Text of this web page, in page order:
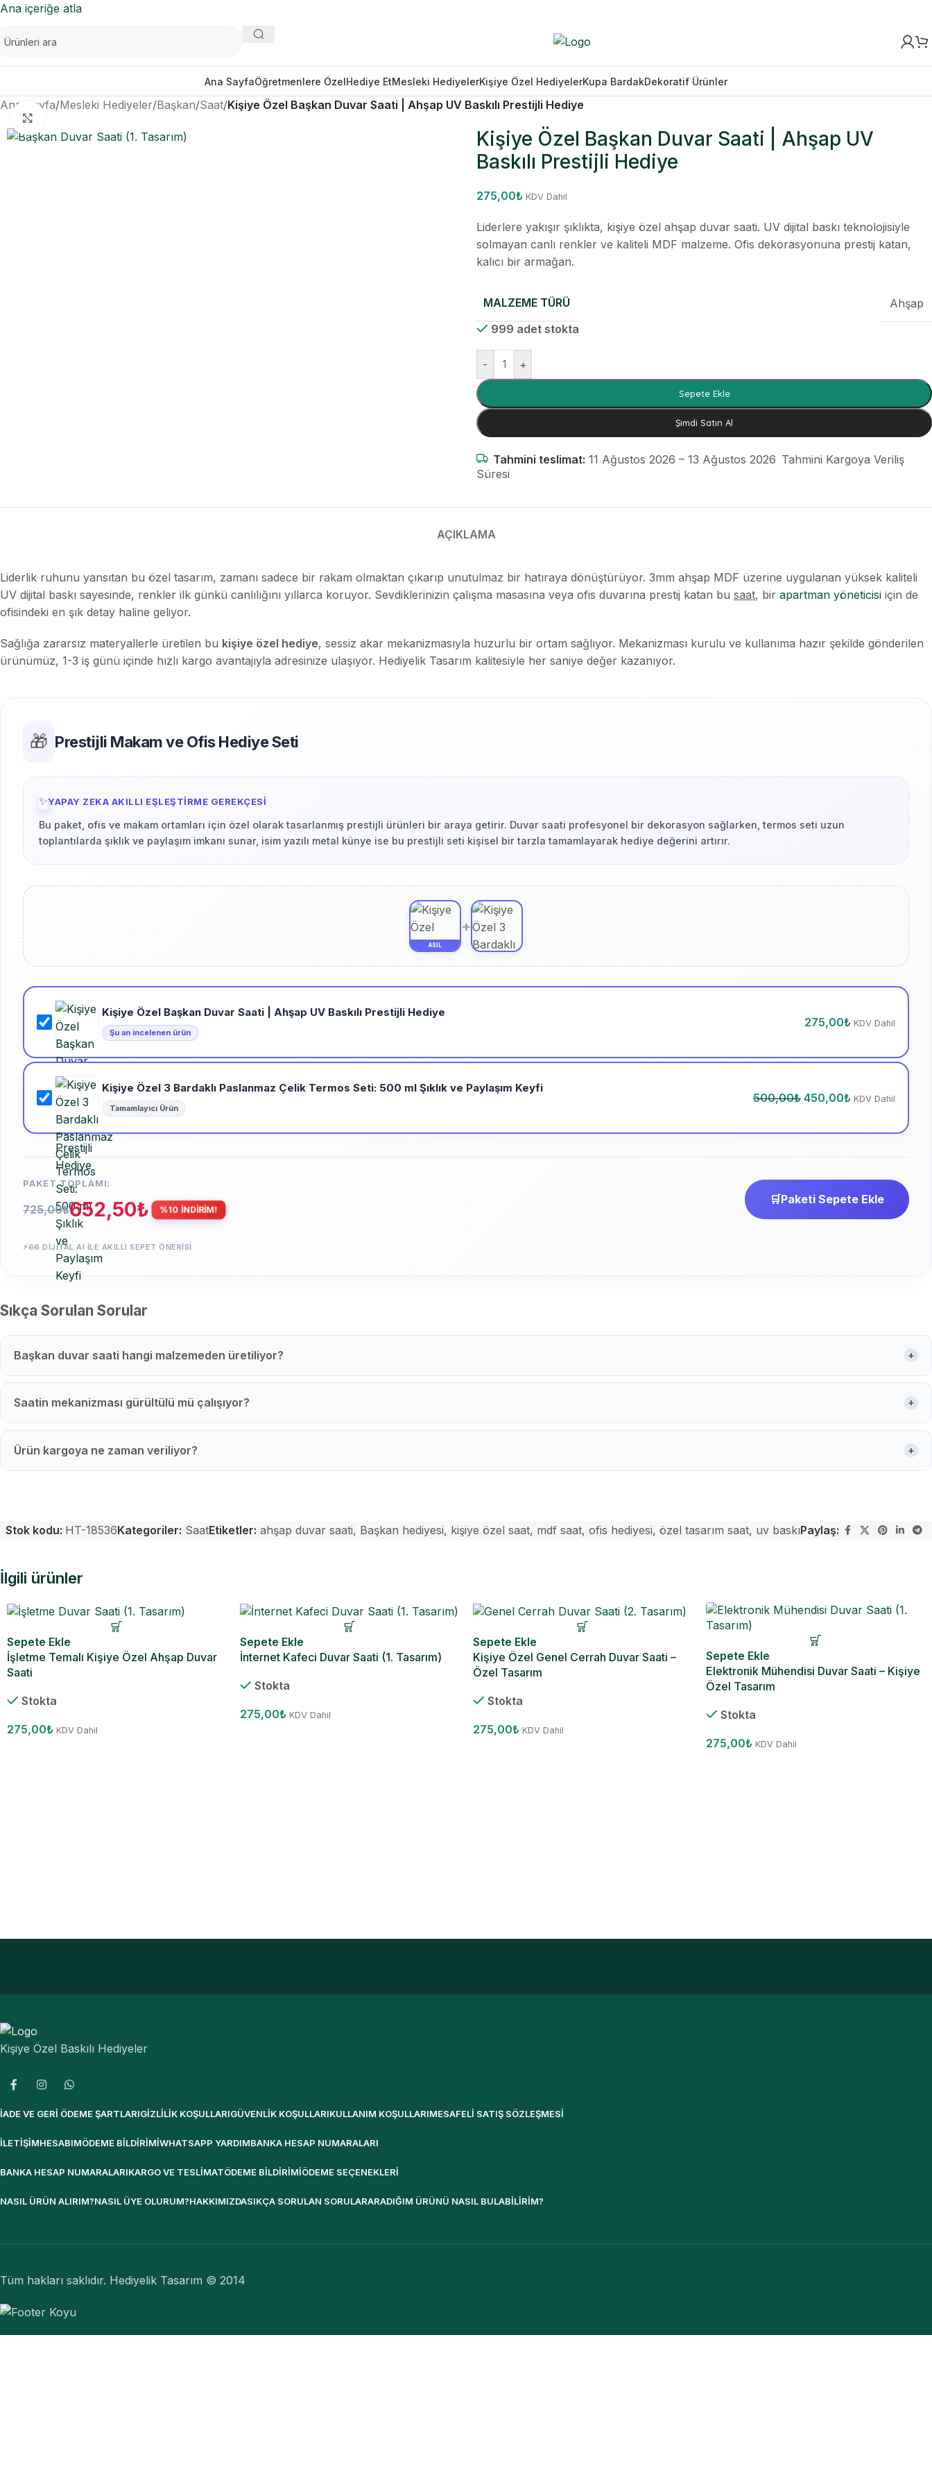
Ana içeriğe atla
Ana SayfaÖğretmenlere ÖzelHediye EtMesleki HediyelerKişiye Özel HediyelerKupa BardakDekoratif Ürünler
Ana Sayfa/Mesleki Hediyeler/Başkan/Saat/Kişiye Özel Başkan Duvar Saati | Ahşap UV Baskılı Prestijli Hediye
Kişiye Özel Başkan Duvar Saati | Ahşap UV
Baskılı Prestijli Hediye
275,00₺ KDV Dahil
Liderlere yakışır şıklıkta, kişiye özel ahşap duvar saati. UV dijital baskı teknolojisiyle
solmayan canlı renkler ve kaliteli MDF malzeme. Ofis dekorasyonuna prestij katan,
kalıcı bir armağan.
MALZEME TÜRÜ
Ahşap
999 adet stokta
- +
Sepete Ekle
Şimdi Satın Al
Tahmini teslimat: 11 Ağustos 2026 – 13 Ağustos 2026 Tahmini Kargoya Veriliş
Süresi
AÇIKLAMA
Liderlik ruhunu yansıtan bu özel tasarım, zamanı sadece bir rakam olmaktan çıkarıp unutulmaz bir hatıraya dönüştürüyor. 3mm ahşap MDF üzerine uygulanan yüksek kaliteli
UV dijital baskı sayesinde, renkler ilk günkü canlılığını yıllarca koruyor. Sevdiklerinizin çalışma masasına veya ofis duvarına prestij katan bu saat, bir apartman yöneticisi için de
ofisindeki en şık detay haline geliyor.
Sağlığa zararsız materyallerle üretilen bu kişiye özel hediye, sessiz akar mekanizmasıyla huzurlu bir ortam sağlıyor. Mekanizması kurulu ve kullanıma hazır şekilde gönderilen
ürünümüz, 1-3 iş günü içinde hızlı kargo avantajıyla adresinize ulaşıyor. Hediyelik Tasarım kalitesiyle her saniye değer kazanıyor.
🎁 Prestijli Makam ve Ofis Hediye Seti
✨YAPAY ZEKA AKILLI EŞLEŞTIRME GEREKÇESI
Bu paket, ofis ve makam ortamları için özel olarak tasarlanmış prestijli ürünleri bir araya getirir. Duvar saati profesyonel bir dekorasyon sağlarken, termos seti uzun
toplantılarda şıklık ve paylaşım imkanı sunar, isim yazılı metal künye ise bu prestijli seti kişisel bir tarzla tamamlayarak hediye değerini artırır.
ASIL
+
Kişiye Özel Başkan Duvar Saati | Ahşap UV Baskılı Prestijli Hediye
Şu an incelenen ürün
275,00₺ KDV Dahil
Kişiye Özel 3 Bardaklı Paslanmaz Çelik Termos Seti: 500 ml Şıklık ve Paylaşım Keyfi
Tamamlayıcı Ürün
500,00₺ 450,00₺ KDV Dahil
PAKET TOPLAMI:
725,00₺652,50₺ %10 İNDİRİM!
🛒Paketi Sepete Ekle
⚡66 DIJITAL AI ILE AKILLI SEPET ÖNERISI
Sıkça Sorulan Sorular
Başkan duvar saati hangi malzemeden üretiliyor? +
Saatin mekanizması gürültülü mü çalışıyor? +
Ürün kargoya ne zaman veriliyor? +
Stok kodu: HT-18536Kategoriler: SaatEtiketler: ahşap duvar saati, Başkan hediyesi, kişiye özel saat, mdf saat, ofis hediyesi, özel tasarım saat, uv baskıPaylaş:
İlgili ürünler
Sepete Ekle
İşletme Temalı Kişiye Özel Ahşap Duvar
Saati
Stokta
275,00₺ KDV Dahil
Sepete Ekle
İnternet Kafeci Duvar Saati (1. Tasarım)
Stokta
275,00₺ KDV Dahil
Sepete Ekle
Kişiye Özel Genel Cerrah Duvar Saati –
Özel Tasarım
Stokta
275,00₺ KDV Dahil
Sepete Ekle
Elektronik Mühendisi Duvar Saati – Kişiye
Özel Tasarım
Stokta
275,00₺ KDV Dahil
Kişiye Özel Baskılı Hediyeler
İADE VE GERI ÖDEME ŞARTLARIGIZLILIK KOŞULLARIGÜVENLIK KOŞULLARIKULLANIM KOŞULLARIMESAFELI SATIŞ SÖZLEŞMESI
İLETIŞIMHESABIMÖDEME BILDIRIMIWHATSAPP YARDIMBANKA HESAP NUMARALARI
BANKA HESAP NUMARALARIKARGO VE TESLIMATÖDEME BILDIRIMIÖDEME SEÇENEKLERI
NASIL ÜRÜN ALIRIM?NASIL ÜYE OLURUM?HAKKIMIZDASIKÇA SORULAN SORULARARADIĞIM ÜRÜNÜ NASIL BULABILIRIM?
Tüm hakları saklıdır. Hediyelik Tasarım © 2014